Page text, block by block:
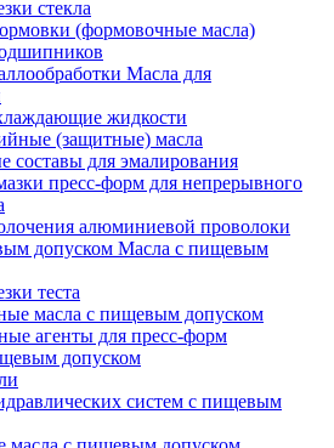
стекла
(формовочные масла)
Масла для
жидкости
(защитные) масла
составы для эмалирования
пресс-форм для непрерывного
алюминиевой проволоки
Масла с пищевым
теста
масла с пищевым допуском
агенты для пресс-форм
допуском
систем с пищевым